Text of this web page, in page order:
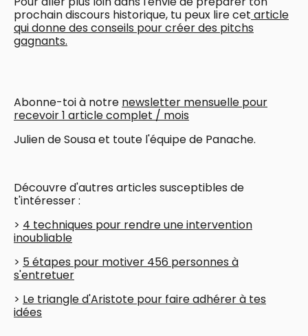
prochain discours historique, tu peux lire cet article
qui donne des conseils pour créer des pitchs
gagnants.
Abonne-toi à notre newsletter mensuelle pour
recevoir 1 article complet / mois
Julien de Sousa et toute l'équipe de Panache.
Découvre d'autres articles susceptibles de
t'intéresser :
> 4 techniques pour rendre une intervention
inoubliable
> 5 étapes pour motiver 456 personnes à
s'entretuer
> Le triangle d'Aristote pour faire adhérer à tes
idées